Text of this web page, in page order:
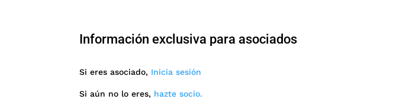
Información exclusiva para asociados
Si eres asociado, Inicia sesión
Si aún no lo eres, hazte socio.